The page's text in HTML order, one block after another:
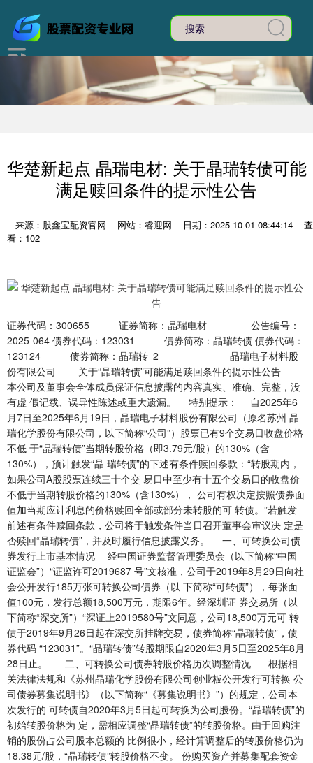
华楚新起点 晶瑞电材: 关于晶瑞转债可能
满足赎回条件的提示性公告
来源：股鑫宝配资官网 网站：睿迎网 日期：2025-10-01 08:44:14
查
看：102
证券代码：300655 证券简称：晶瑞电材 公告编号：
2025-064 债券代码：123031 债券简称：晶瑞转债 债券代码：
123124 债券简称：晶瑞转 2 晶瑞电子材料股
份有限公司 关于“晶瑞转债”可能满足赎回条件的提示性公告
本公司及董事会全体成员保证信息披露的内容真实、准确、完整，没
有虚 假记载、误导性陈述或重大遗漏。 特别提示： 自2025年6
月7日至2025年6月19日，晶瑞电子材料股份有限公司（原名苏州 晶
瑞化学股份有限公司，以下简称“公司”）股票已有9个交易日收盘价格
不低 于“晶瑞转债”当期转股价格（即3.79元/股）的130%（含
130%），预计触发“晶 瑞转债”的下述有条件赎回条款：“转股期内，
如果公司A股股票连续三十个交 易日中至少有十五个交易日的收盘价
不低于当期转股价格的130%（含130%）， 公司有权决定按照债券面
值加当期应计利息的价格赎回全部或部分未转股的可 转债。”若触发
前述有条件赎回条款，公司将于触发条件当日召开董事会审议决 定是
否赎回“晶瑞转债”，并及时履行信息披露义务。 一、可转换公司债
券发行上市基本情况 经中国证券监督管理委员会（以下简称“中国
证监会”）“证监许可2019687 号”文核准，公司于2019年8月29日向社
会公开发行185万张可转换公司债券（以 下简称“可转债”），每张面
值100元，发行总额18,500万元，期限6年。经深圳证 券交易所（以
下简称“深交所”）“深证上2019580号”文同意，公司18,500万元可 转
债于2019年9月26日起在深交所挂牌交易，债券简称“晶瑞转债”，债
券代码 “123031”。“晶瑞转债”转股期限自2020年3月5日至2025年8月
28日止。 二、可转换公司债券转股价格历次调整情况 根据相
关法律法规和《苏州晶瑞化学股份有限公司创业板公开发行可转换 公
司债券募集说明书》（以下简称“《募集说明书》”）的规定，公司本
次发行的 可转债自2020年3月5日起可转换为公司股份。“晶瑞转债”的
初始转股价格为 定，需相应调整“晶瑞转债”的转股价格。由于回购注
销的股份占公司股本总额的 比例很小，经计算调整后的转股价格仍为
18.38元/股，“晶瑞转债”转股价格不变。 份购买资产并募集配套资金